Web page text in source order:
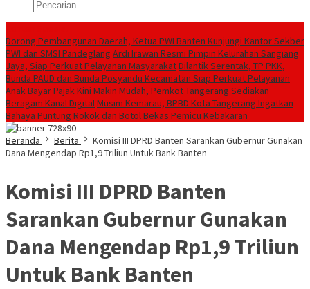
Dorong Pembangunan Daerah, Ketua PWI Banten Kunjungi Kantor Sekber
PWI dan SMSI Pandeglang Ardi Irawan Resmi Pimpin Kelurahan Sangiang
Jaya, Siap Perkuat Pelayanan MasyarakatDilantik Serentak, TP PKK,
Bunda PAUD dan Bunda Posyandu Kecamatan Siap Perkuat Pelayanan
AnakBayar Pajak Kini Makin Mudah, Pemkot Tangerang Sediakan
Beragam Kanal DigitalMusim Kemarau, BPBD Kota Tangerang Ingatkan
Bahaya Puntung Rokok dan Botol Bekas Pemicu Kebakaran
Beranda
Berita
Komisi III DPRD Banten Sarankan Gubernur Gunakan
Dana Mengendap Rp1,9 Triliun Untuk Bank Banten
Komisi III DPRD Banten
Sarankan Gubernur Gunakan
Dana Mengendap Rp1,9 Triliun
Untuk Bank Banten